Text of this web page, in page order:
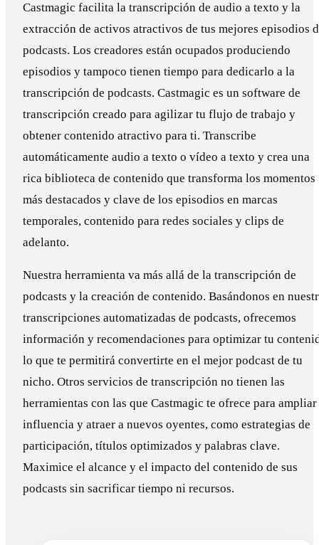
Castmagic facilita la transcripción de audio a texto y la
extracción de activos atractivos de tus mejores episodios
podcasts. Los creadores están ocupados produciendo
episodios y tampoco tienen tiempo para dedicarlo a la
transcripción de podcasts. Castmagic es un software de
transcripción creado para agilizar tu flujo de trabajo y
obtener contenido atractivo para ti. Transcribe
automáticamente audio a texto o vídeo a texto y crea una
rica biblioteca de contenido que transforma los momentos
más destacados y clave de los episodios en marcas
temporales, contenido para redes sociales y clips de
adelanto.
Nuestra herramienta va más allá de la transcripción de
podcasts y la creación de contenido. Basándonos en
transcripciones automatizadas de podcasts, ofrecemos
información y recomendaciones para optimizar tu
lo que te permitirá convertirte en el mejor podcast de tu
nicho. Otros servicios de transcripción no tienen las
herramientas con las que Castmagic te ofrece para
influencia y atraer a nuevos oyentes, como estrategias de
participación, títulos optimizados y palabras clave.
Maximice el alcance y el impacto del contenido de sus
podcasts sin sacrificar tiempo ni recursos.